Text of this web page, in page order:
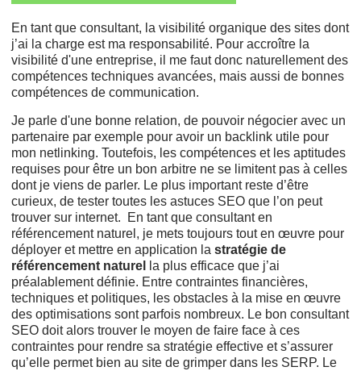
En tant que consultant, la visibilité organique des sites dont
j’ai la charge est ma responsabilité. Pour accroître la
visibilité d'une entreprise, il me faut donc naturellement des
compétences techniques avancées, mais aussi de bonnes
compétences de communication.
Je parle d'une bonne relation, de pouvoir négocier avec un
partenaire par exemple pour avoir un backlink utile pour
mon netlinking. Toutefois, les compétences et les aptitudes
requises pour être un bon arbitre ne se limitent pas à celles
dont je viens de parler. Le plus important reste d’être
curieux, de tester toutes les astuces SEO que l’on peut
trouver sur internet. En tant que consultant en
référencement naturel, je mets toujours tout en œuvre pour
déployer et mettre en application lastratégie de
référencement naturel
la plus efficace que j’ai
préalablement définie. Entre contraintes financières,
techniques et politiques, les obstacles à la mise en œuvre
des optimisations sont parfois nombreux. Le bon consultant
SEO doit alors trouver le moyen de faire face à ces
contraintes pour rendre sa stratégie effective et s’assurer
qu’elle permet bien au site de grimper dans les SERP. Le